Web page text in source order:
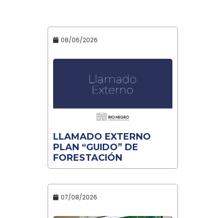
08/06/2026
LLAMADO EXTERNO
PLAN “GUIDO” DE
FORESTACIÓN
07/08/2026